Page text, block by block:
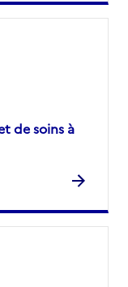
de soins à